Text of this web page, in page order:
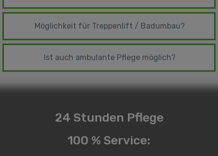
Möglichkeit für Treppenlift / Badumbau?
Ist auch ambulante Pflege möglich?
24 Stunden Pflege
100 % Service: